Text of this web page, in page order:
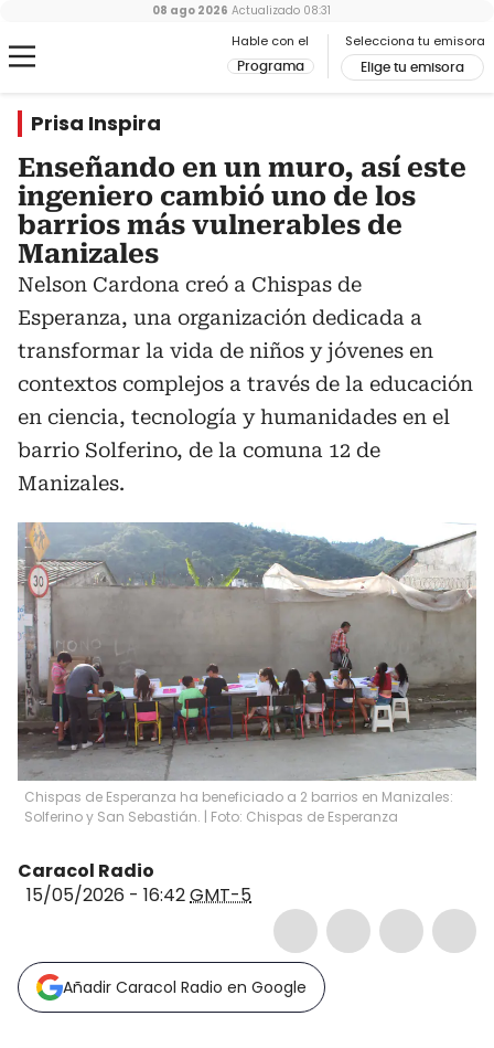
Hable con el
Programa
Selecciona tu emisora
Elige tu emisora
08 ago 2026 Actualizado 08:31
Prisa Inspira
Enseñando en un muro, así este
ingeniero cambió uno de los
barrios más vulnerables de
Manizales
Nelson Cardona creó a Chispas de
Esperanza, una organización dedicada a
transformar la vida de niños y jóvenes en
contextos complejos a través de la educación
en ciencia, tecnología y humanidades en el
barrio Solferino, de la comuna 12 de
Manizales.
Chispas de Esperanza ha beneficiado a 2 barrios en Manizales:
Solferino y San Sebastián. | Foto: Chispas de Esperanza
Caracol Radio
15/05/2026 - 16:42GMT-5
Añadir Caracol Radio en Google